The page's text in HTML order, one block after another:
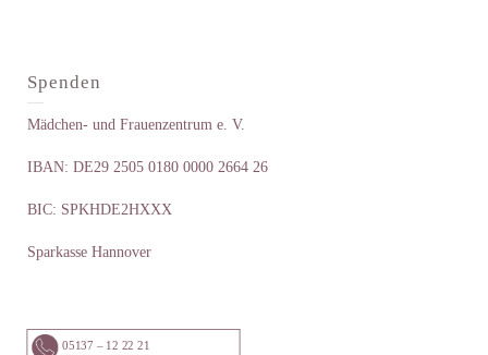
05137 – 12 22 21
Spenden
Mädchen- und Frauenzentrum e. V.
IBAN: DE29 2505 0180 0000 2664 26
BIC: SPKHDE2HXXX
Sparkasse Hannover